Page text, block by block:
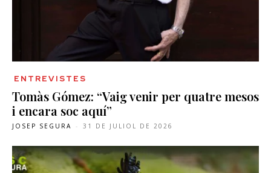
ENTREVISTES
Tomàs Gómez: “Vaig venir per quatre mesos
i encara soc aquí”
JOSEP SEGURA - 31 DE JULIOL DE 2026